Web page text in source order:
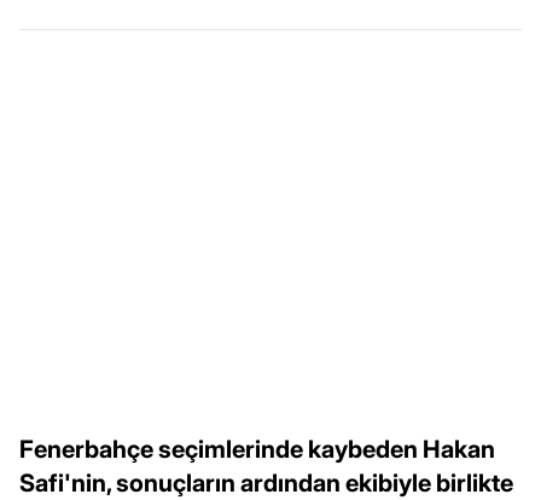
Fenerbahçe seçimlerinde kaybeden Hakan
Safi'nin, sonuçların ardından ekibiyle birlikte